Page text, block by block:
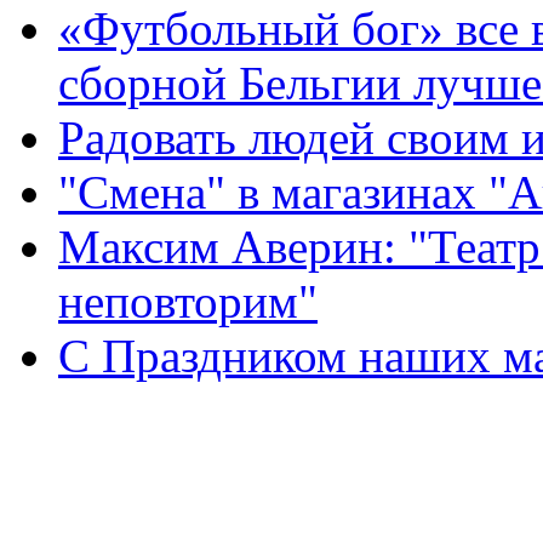
«Футбольный бог» все
сборной Бельгии
Радовать людей своим
"Смена" в магазинах
Максим Аверин:
неповторим"
С Праздником наших